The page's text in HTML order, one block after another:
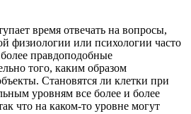
время отвечать на вопросы,
физиологии или психологии часто
правдоподобные
того, каким образом
Становятся ли клетки при
уровням все более и более
что на каком-то уровне могут